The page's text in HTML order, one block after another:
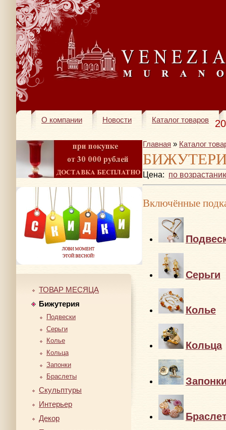
О компании Новости Каталог товаров
ТОВАР МЕСЯЦА
Бижутерия
Подвески
Серьги
Колье
Кольца
Запонки
Браслеты
Скульптуры
Интерьер
Декор
Главная » Каталог
Цена: по
Включённые
Серьги
Колье
Кольца